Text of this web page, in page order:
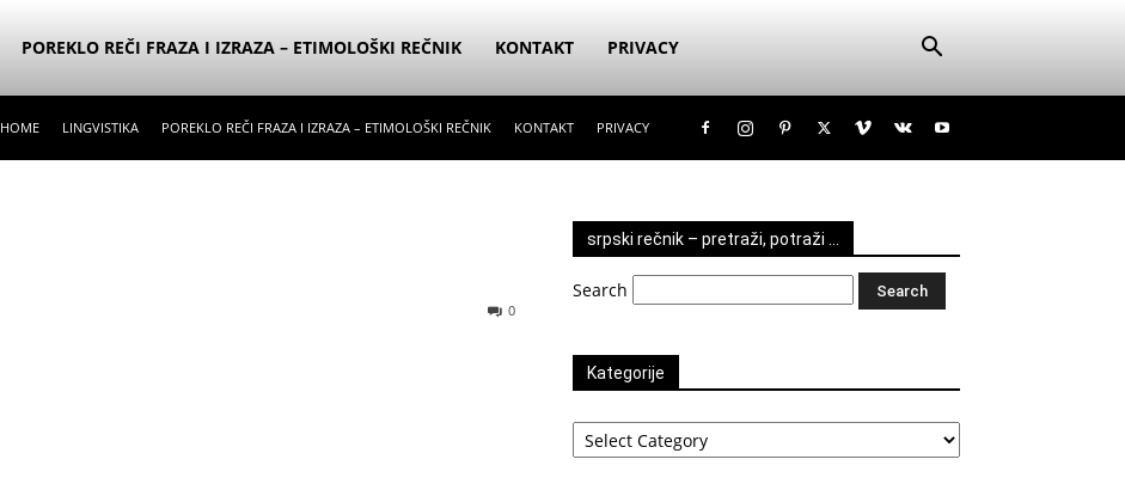
POREKLO REČI FRAZA I IZRAZA – ETIMOLOŠKI REČNIK KONTAKT PRIVACY
HOME LINGVISTIKA POREKLO REČI FRAZA I IZRAZA – ETIMOLOŠKI REČNIK KONTAKT PRIVACY
0
srpski rečnik – pretraži, potraži …
Search
Kategorije
Kategorije